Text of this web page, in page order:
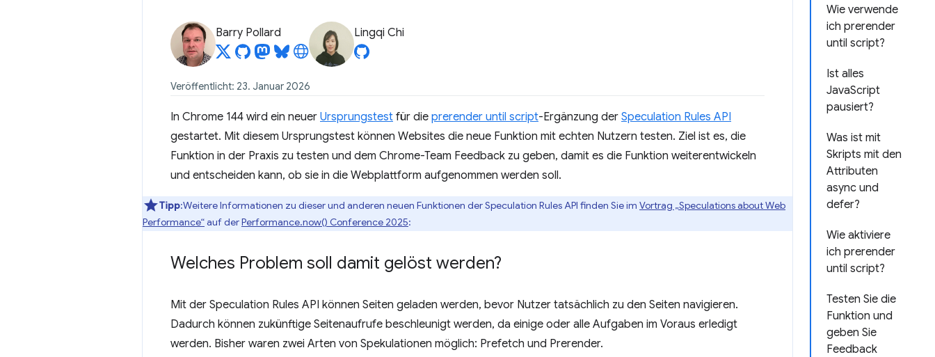
Wie verwende
ich prerender
until script?
Ist alles
JavaScript
pausiert?
Was ist mit
Skripts mit den
Attributen
async und
defer?
Wie aktiviere
ich prerender
until script?
Testen Sie die
Funktion und
geben Sie
Feedback
Barry Pollard Lingqi Chi
Veröffentlicht: 23. Januar 2026
In Chrome 144 wird ein neuer Ursprungstest für die prerender until script-Ergänzung der Speculation Rules API
gestartet. Mit diesem Ursprungstest können Websites die neue Funktion mit echten Nutzern testen. Ziel ist es, die
Funktion in der Praxis zu testen und dem Chrome-Team Feedback zu geben, damit es die Funktion weiterentwickeln
und entscheiden kann, ob sie in die Webplattform aufgenommen werden soll.
Tipp:Weitere Informationen zu dieser und anderen neuen Funktionen der Speculation Rules API finden Sie im Vortrag „Speculations about Web
Performance“auf derPerformance.now() Conference 2025:
Welches Problem soll damit gelöst werden?
Mit der Speculation Rules API können Seiten geladen werden, bevor Nutzer tatsächlich zu den Seiten navigieren.
Dadurch können zukünftige Seitenaufrufe beschleunigt werden, da einige oder alle Aufgaben im Voraus erledigt
werden. Bisher waren zwei Arten von Spekulationen möglich: Prefetch und Prerender.